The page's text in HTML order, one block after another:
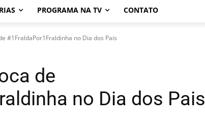
PROGRAMA NA TV CONTATO
#1FraldaPor1Fraldinha no Dia dos Pais
de
no Dia dos Pais